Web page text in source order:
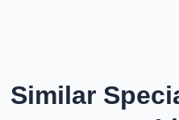
Similar